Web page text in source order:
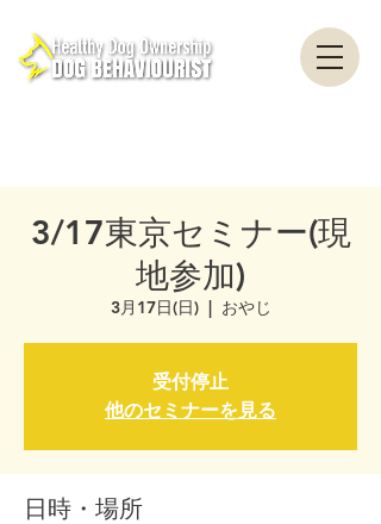
3/17東京セミナー(現
地参加)
3月17日(日)
  |
おやじ
受付停止
他のセミナーを見る
日時・場所